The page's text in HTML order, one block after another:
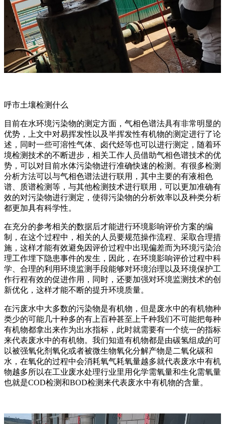
呼市土壤检测什么
目前在水环境污染物的测定方面，气相色谱法具有非常明显的
优势，上文中对易挥发性以及半挥发性有机物的测定进行了论
述，同时一些可溶性气体、卤代烃等也可以进行测定，随着环
境检测技术的不断进步，相关工作人员借助气相色谱技术的优
势，可以对目前水体污染物进行准确快速的检测。有很多检测
分析方法可以与气相色谱法进行联用，其中主要的有液相色
谱、质谱检测等，与其他检测技术进行联用，可以更加准确有
效的对污染物进行测定，使得污染物的分析效率以及种类分析
都更加具有科学性。
在充分的参考相关的数据后才能进行环境影响评价方案的编
制，在这个过程中，相关的人员要规范操作流程、采取合理措
施，这样才能有效避免因评价过程中出现偏差而为环境污染治
理工作埋下隐患事件的发生，因此，在环境影响评价过程中科
学、合理的利用环境监测手段能够对环境治理以及环境保护工
作行程有效的促进作用，同时，还要加强对环境监测技术的创
新优化，这样才能不断的提升环境质量。
在污废水中大多数的污染物是有机物，但是废水中的有机物种
类少的可能几十种多的有上百种甚至上千种我们不可能把每种
有机物都拿出来作为出水指标，此时就需要有一个统一的指标
来代表废水中的有机物。我们知道有机物都是由碳氢组成的可
以被强氧化剂氧化或者被微生物氧化分解产物是二氧化碳和
水，在氧化的过程中会消耗氧气耗氧量越多就代表废水中有机
物越多所以在工业废水处理行业里用化学需氧量和生化需氧量
也就是COD检测和BOD检测来代表废水中有机物的含量。